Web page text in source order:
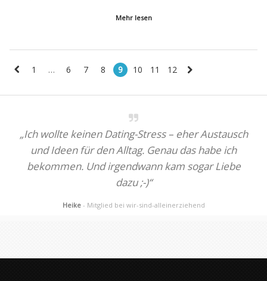
Mehr lesen
1 … 6 7 8 9 10 11 12
„Ich wollte keinen Dating-Stress – eher Austausch
und Ideen für den Alltag. Genau das habe ich
bekommen. Und irgendwann kam sogar Liebe
dazu ;-)“
Heike - Mitglied bei wir-sind-alleinerziehend